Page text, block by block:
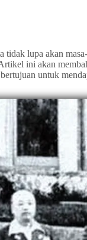
tidak lupa akan
ini akan
untuk